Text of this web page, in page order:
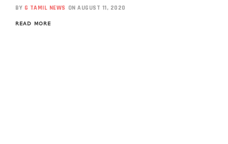
BY G TAMIL NEWS ON AUGUST 11, 2020
READ MORE